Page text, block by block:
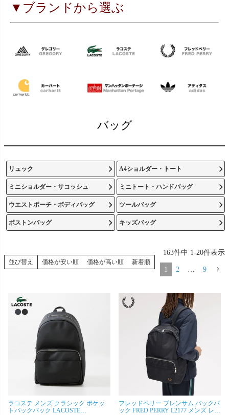
▼ブランドから選ぶ
バッグ
リュック A4ショルダー・トート
ミニショルダー・サコッシュ ミニトート・ハンドバッグ
ウエストポーチ・ボディバッグ ツールバッグ
ボストンバッグ キッズバッグ
並び替え 価格が安い順 価格が高い順 新着順
163件中 1 -20件表示
1 2 9
ラコステ メンズ クラシック ポケッ
トバックパック LACOSTE
フレッドペリー ブレンサム バックパ
ック FRED PERRY L2177 メンズ レデ